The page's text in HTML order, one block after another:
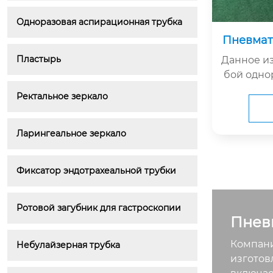
Одноразовая аспирационная трубка
Пластырь
Ректальное зеркало
Ларингеальное зеркало
Фиксатор эндотрахеальной трубки
Ротовой загубник для гастроскопии
Небулайзерная трубка
Данное
бой